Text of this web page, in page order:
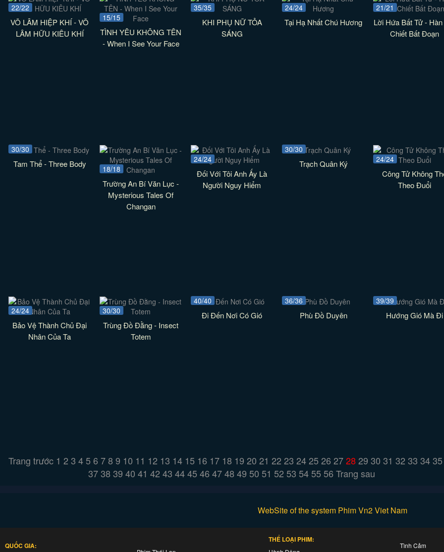
22/22
VÕ LÂM HIỆP KHÍ - VÕ
LÂM HỮU KIÊU KHÍ
15/15
TÌNH YÊU KHÔNG TÊN
- When I See Your Face
35/35
KHI PHỤ NỮ TỎA
SÁNG
24/24
Tại Hạ Nhất Chú Hương
21/21
Lời Hứa Bất Tử -
Chiết Bất Đoạn
30/30
Tam Thể - Three Body 18/18
Trường An Bí Văn Lục -
Mysterious Tales Of
Changan
24/24
Đối Với Tôi Anh Ấy Là
Người Nguy Hiểm
30/30
Trạch Quân Ký 24/24
Công Tử Không
Theo Đuổi
24/24
Bảo Vệ Thành Chủ Đại
Nhân Của Ta
30/30
Trùng Đồ Đằng - Insect
Totem
40/40
Đi Đến Nơi Có Gió
36/36
Phù Đồ Duyên
39/39
Hướng Gió Mà Đi
Trang trước 1 2 3 4 5 6 7 8 9 10 11 12 13 14 15 16 17 18 19 20 21 22 23 24 25 26 27 28 29 30 31 32 33 34 35
37 38 39 40 41 42 43 44 45 46 47 48 49 50 51 52 53 54 55 56 Trang sau
WebSite of the system Phim Vn2 Viet Nam
QUỐC GIA:
THỂ LOẠI PHIM:
Tình Cảm